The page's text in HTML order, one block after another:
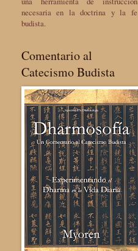
necesaria en la doctrina y la fe
budista.
Comentario al
Catecismo Budista